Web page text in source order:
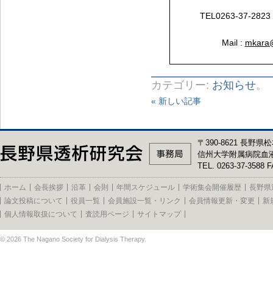
TEL0263-37-
Mail :
カテゴリー: お知らせ。
« 新しい記事
〒390-8621 長野県
信州大学附属病院血
TEL. 0263-37-3588
ホーム 会長挨拶 沿革 会則 年間スケジュール 学術集会開催履歴
長野県
論文投稿について
役員一覧 会員施設一覧・リンク 会員情報更新・変更
新
個人情報取扱について
査読用ページ サイトマップ
© 2026 The Nagano Society for Dialysis Therapy.